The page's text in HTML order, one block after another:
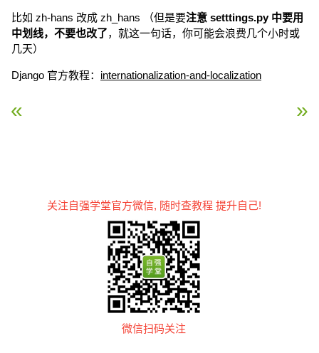
比如 zh-hans 改成 zh_hans （但是要注意 setttings.py 中要用
中划线，不要也改了，就这一句话，你可能会浪费几个小时或
几天）
Django 官方教程： internationalization-and-localization
« Django 安全 Django session »
关注自强学堂官方微信, 随时查教程 提升自己!
微信扫码关注